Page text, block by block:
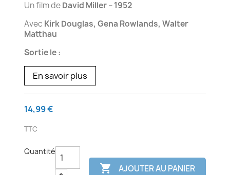
Un film deDavid Miller – 1952
Avec Kirk Douglas, Gena Rowlands, Walter
Matthau
Sortie le :
En savoir plus
14,99 €
TTC
Quantité
 AJOUTER AU PANIER